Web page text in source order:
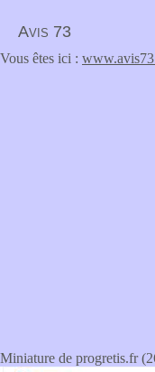
Avis 73
Vous êtes ici :
Miniature de progretis.fr